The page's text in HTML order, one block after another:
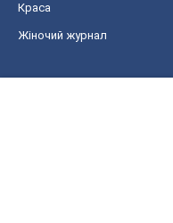
Краса
Жіночий журнал